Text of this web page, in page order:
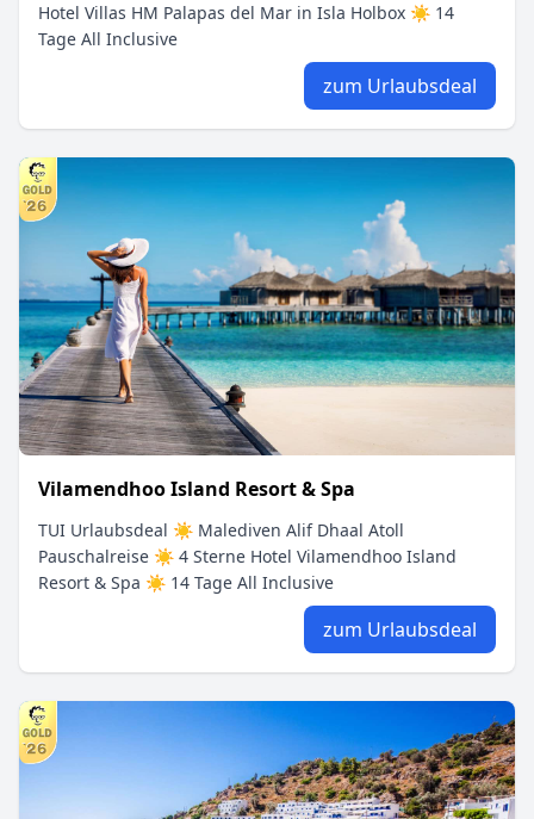
Hotel Villas HM Palapas del Mar in Isla Holbox ☀ 14
Tage All Inclusive
zum Urlaubsdeal
Vilamendhoo Island Resort & Spa
TUI Urlaubsdeal ☀ Malediven Alif Dhaal Atoll
Pauschalreise ☀ 4 Sterne Hotel Vilamendhoo Island
Resort & Spa ☀ 14 Tage All Inclusive
zum Urlaubsdeal